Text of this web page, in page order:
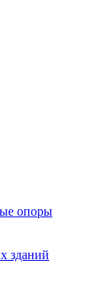
опоры
зданий